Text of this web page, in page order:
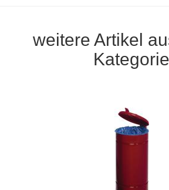
weitere Artikel
Kategorie